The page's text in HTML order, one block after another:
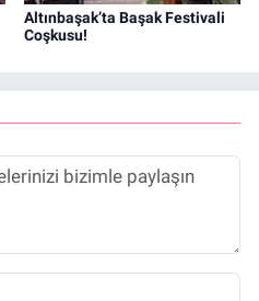
Altınbaşak’ta Başak Festivali
Coşkusu!